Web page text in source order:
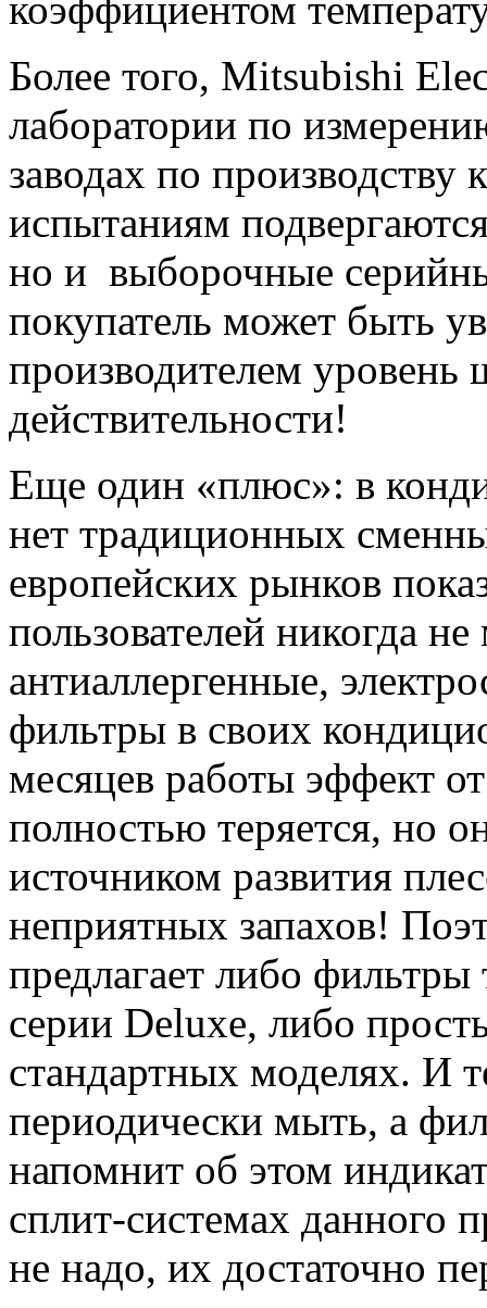
Более того, Mitsubishi
лаборатории по
заводах по
испытаниям
но и выборочные
покупатель может быть
производителем
действительности!
Еще один «плюс»: в
нет традиционных
европейских рынков
пользователей никогда
антиаллергенные,
фильтры в своих
месяцев работы эффект
полностью теряется, но
источником развития
неприятных запахов!
предлагает либо
серии Deluxe, либо
стандартных моделях. И
периодически мыть, а
напомнит об этом
сплит-системах данного
не надо, их достаточно